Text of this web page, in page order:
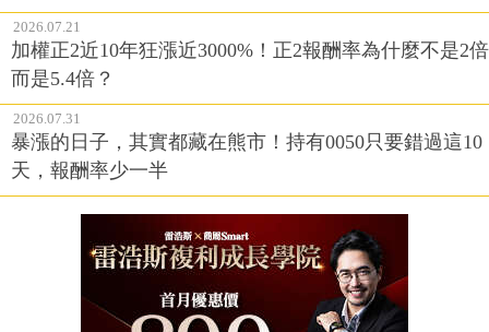
2026.07.21
加權正2近10年狂漲近3000%！正2報酬率為什麼不是2倍
而是5.4倍？
2026.07.31
暴漲的日子，其實都藏在熊市！持有0050只要錯過這10
天，報酬率少一半